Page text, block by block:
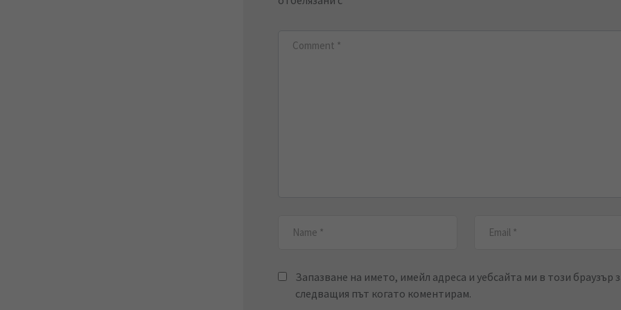
Запазване на името, имейл адреса и уебсайта ми в този браузър
следващия път когато коментирам.